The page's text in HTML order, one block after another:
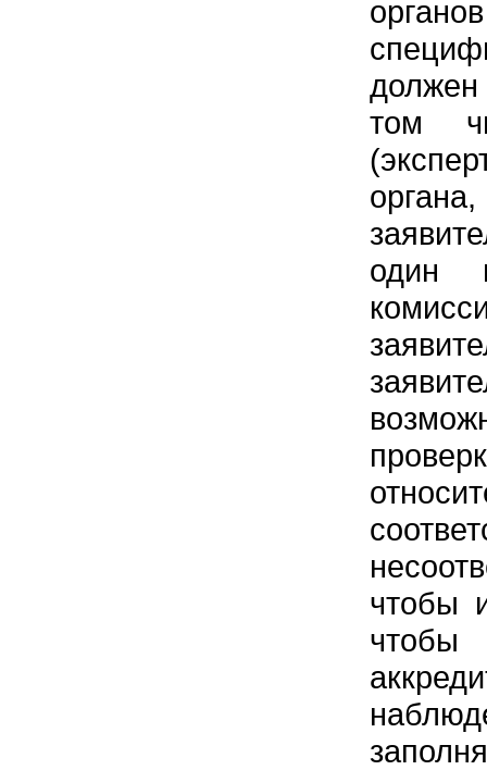
должен
том
один
чтобы
чтобы